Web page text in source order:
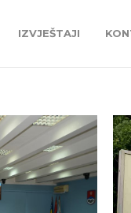
IZVJEŠTAJI